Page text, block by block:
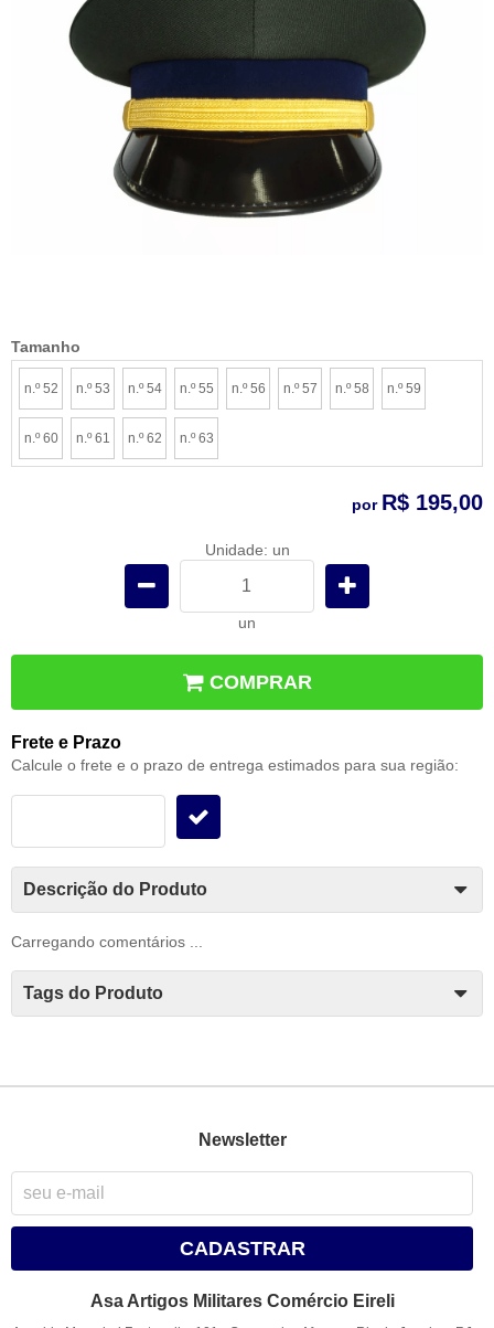
Tamanho
n.º 52 n.º 53 n.º 54 n.º 55 n.º 56 n.º 57 n.º 58 n.º 59
n.º 60 n.º 61 n.º 62 n.º 63
por R$ 195,00
Unidade: un
un
COMPRAR
Frete e Prazo
Calcule o frete e o prazo de entrega estimados para sua região:
Descrição do Produto
Carregando comentários ...
Tags do Produto
Newsletter
CADASTRAR
Asa Artigos Militares Comércio Eireli